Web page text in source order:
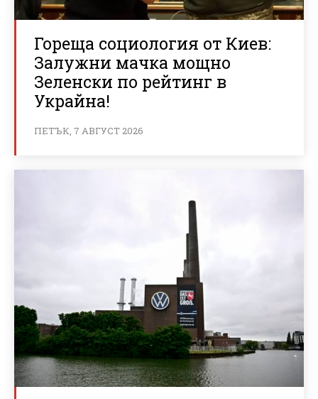
Гореща социология от Киев:
Залужни мачка мощно
Зеленски по рейтинг в
Украйна!
ПЕТЪК, 7 АВГУСТ 2026